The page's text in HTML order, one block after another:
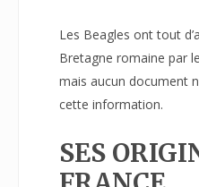
Les Beagles ont tout
Bretagne romaine par
mais aucun document
cette information.
SES